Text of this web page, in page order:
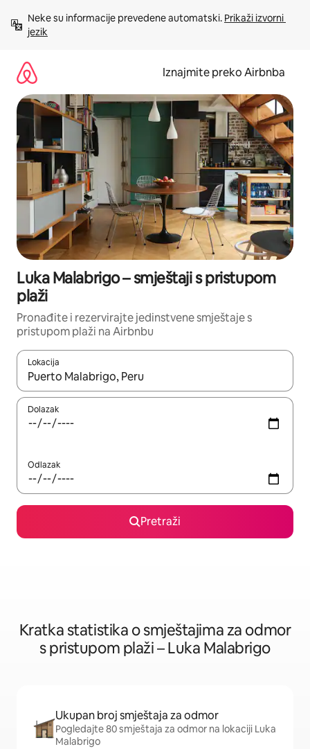
sadržaj
Neke su informacije prevedene automatski. Prikaži izvorni
jezik
Iznajmite preko Airbnba
Luka Malabrigo – smještaji s pristupom
plaži
Pronađite i rezervirajte jedinstvene smještaje s
pristupom plaži na Airbnbu
Lokacija
Kada budu dostupni rezultati, moći ćete ih pregledati
Dolazak
Odlazak
Pretraži
Kratka statistika o smještajima za odmor
s pristupom plaži – Luka Malabrigo
Ukupan broj smještaja za odmor
Pogledajte 80 smještaja za odmor na lokaciji Luka
Malabrigo